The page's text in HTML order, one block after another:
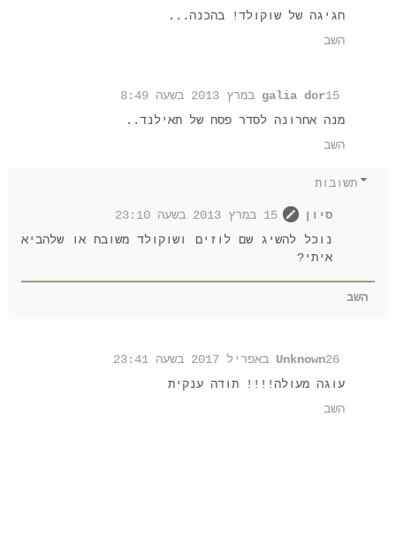
חגיגה של שוקולד! בהכנה...
השב
galia dor15 במרץ 2013 בשעה 8:49
מנה אחרונה לסדר פסח של תאילנד..
השב
תשובות
סיון
15 במרץ 2013 בשעה 23:10
נוכל להשיג שם לוזים ושוקולד משובח או שלהביא
איתי?
השב
Unknown26 באפריל 2017 בשעה 23:41
עוגה מעולה!!!! תודה ענקית
השב